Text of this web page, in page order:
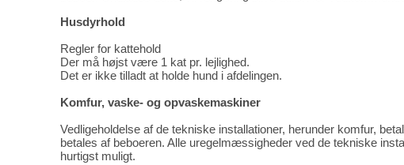
Husdyrhold
Regler for kattehold
Der må højst være 1 kat pr. lejlighed.
Det er ikke tilladt at holde hund i afdelingen.
Komfur, vaske- og opvaskemaskiner
Vedligeholdelse af de tekniske installationer, herunder komfur,
betales af beboeren. Alle uregelmæssigheder ved de tekniske
hurtigst muligt.